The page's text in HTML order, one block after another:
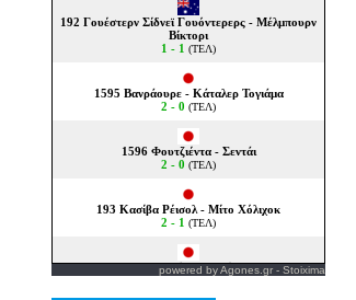
powered byAgones.gr - Stoixima